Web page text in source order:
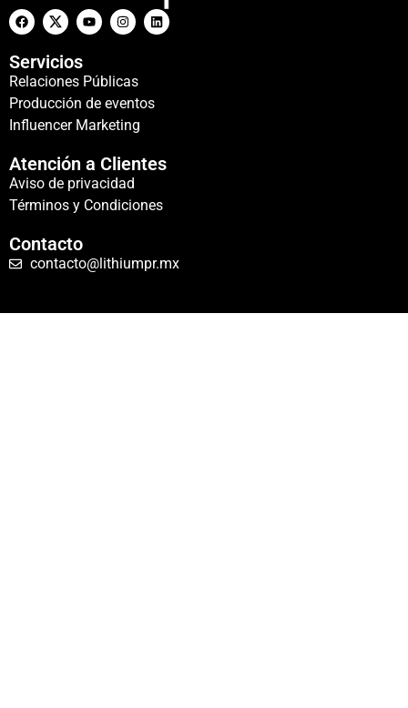
Servicios
Relaciones Públicas
Producción de eventos
Influencer Marketing
Atención a Clientes
Aviso de privacidad
Términos y Condiciones
Contacto
contacto@lithiumpr.mx